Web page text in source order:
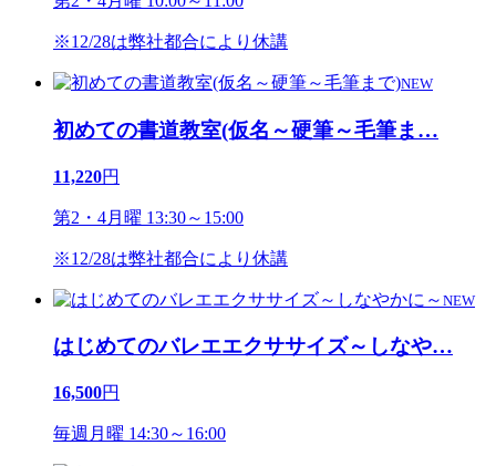
※12/28は弊社都合により休講
NEW
初めての書道教室(仮名～硬筆～毛筆ま …
11,220円
第2・4月曜 13:30～15:00
※12/28は弊社都合により休講
NEW
はじめてのバレエエクササイズ～しなや…
16,500円
毎週月曜 14:30～16:00